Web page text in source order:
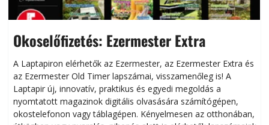
Okoselőfizetés: Ezermester Extra
A Laptapiron elérhetők az Ezermester, az Ezermester Extra és
az Ezermester Old Timer lapszámai, visszamenőleg is! A
Laptapir új, innovatív, praktikus és egyedi megoldás a
nyomtatott magazinok digitális olvasására számítógépen,
okostelefonon vagy táblagépen. Kényelmesen az otthonában,